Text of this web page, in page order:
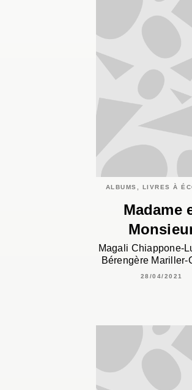
ALBUMS, LIVRES À
Madame
Magali Chiappone-
Bérengère Mariller-
28/04/2021